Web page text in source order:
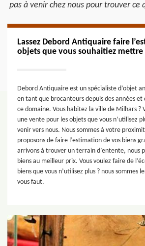
pas à venir chez nous pour trouver ce
Lassez Debord Antiquaire faire
objets que vous souhaitiez
Debord Antiquaire est un spécialiste d’objet
en tant que brocanteurs depuis des années et
ce domaine. Vous habitez la ville de Milhars ?
une vente pour les objets que vous n’utilisez
venir vers nous. Nous sommes à votre
proposons de faire l’estimation de vos biens
arrivons à trouver un terrain d’entente, nous
biens au meilleur prix. Vous voulez faire de
biens que vous n’utilisez plus ? nous sommes
vous faut.